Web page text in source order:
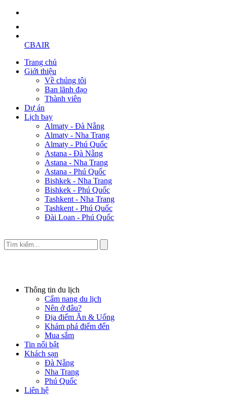
CBAIR
Trang chủ
Giới thiệu
Về chúng tôi
Ban lãnh đạo
Thành viên
Dự án
Lịch bay
Almaty - Đà Nẵng
Almaty - Nha Trang
Almaty - Phú Quốc
Astana - Đà Nẵng
Astana - Nha Trang
Astana - Phú Quốc
Bishkek - Nha Trang
Bishkek - Phú Quốc
Tashkent - Nha Trang
Tashkent - Phú Quốc
Đài Loan - Phú Quốc
Thông tin du lịch
Cẩm nang du lịch
Nên ở đâu?
Địa điểm Ăn & Uống
Khám phá điểm đến
Mua sắm
Tin nổi bật
Khách sạn
Đà Nẵng
Nha Trang
Phú Quốc
Liên hệ